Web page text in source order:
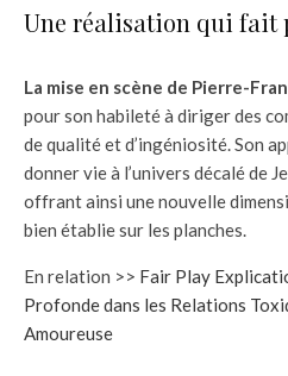
Une réalisation qui fait
La mise en scène de Pierre-
pour son habileté à diriger des
de qualité et d’ingéniosité. Son
donner vie à l’univers décalé de
offrant ainsi une nouvelle
bien établie sur les planches.
En relation >> Fair Play
Profonde dans les Relations
Amoureuse